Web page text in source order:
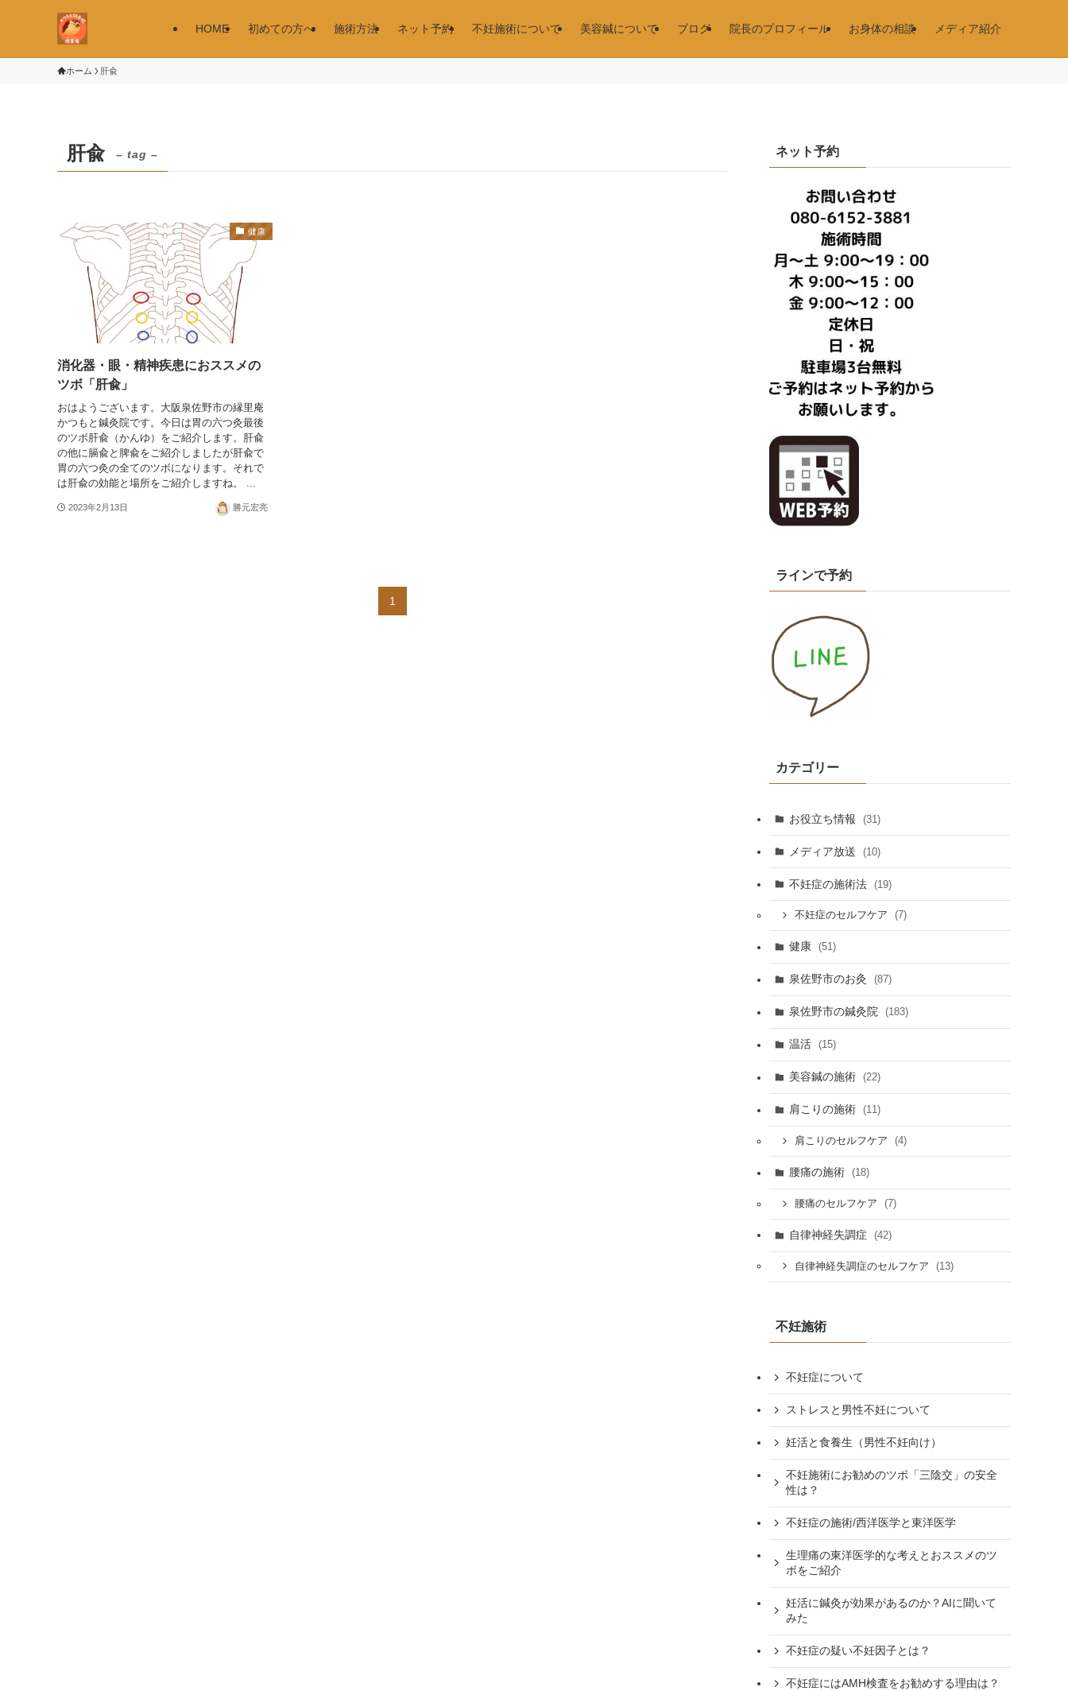
HOME 初めての方へ 施術方法 ネット予約 不妊施術について 美容鍼について ブログ 院長のプロフィール お身体の相談 メディア紹介
ホーム 肝兪
肝兪 – tag –
健康
消化器・眼・精神疾患におススメの
ツボ「肝兪」
おはようございます。大阪泉佐野市の縁里庵
かつもと鍼灸院です。今日は胃の六つ灸最後
のツボ肝兪（かんゆ）をご紹介します。肝兪
の他に膈兪と脾兪をご紹介しましたが肝兪で
胃の六つ灸の全てのツボになります。それで
は肝兪の効能と場所をご紹介しますね。 ...
2023年2月13日 勝元宏亮
1
ネット予約
ラインで予約
カテゴリー
お役立ち情報 (31)
メディア放送 (10)
不妊症の施術法 (19)
不妊症のセルフケア (7)
健康 (51)
泉佐野市のお灸 (87)
泉佐野市の鍼灸院 (183)
温活 (15)
美容鍼の施術 (22)
肩こりの施術 (11)
肩こりのセルフケア (4)
腰痛の施術 (18)
腰痛のセルフケア (7)
自律神経失調症 (42)
自律神経失調症のセルフケア (13)
不妊施術
不妊症について
ストレスと男性不妊について
妊活と食養生（男性不妊向け）
不妊施術にお勧めのツボ「三陰交」の安全
性は？
不妊症の施術/西洋医学と東洋医学
生理痛の東洋医学的な考えとおススメのツ
ボをご紹介
妊活に鍼灸が効果があるのか？AIに聞いて
みた
不妊症の疑い不妊因子とは？
不妊症にはAMH検査をお勧めする理由は？